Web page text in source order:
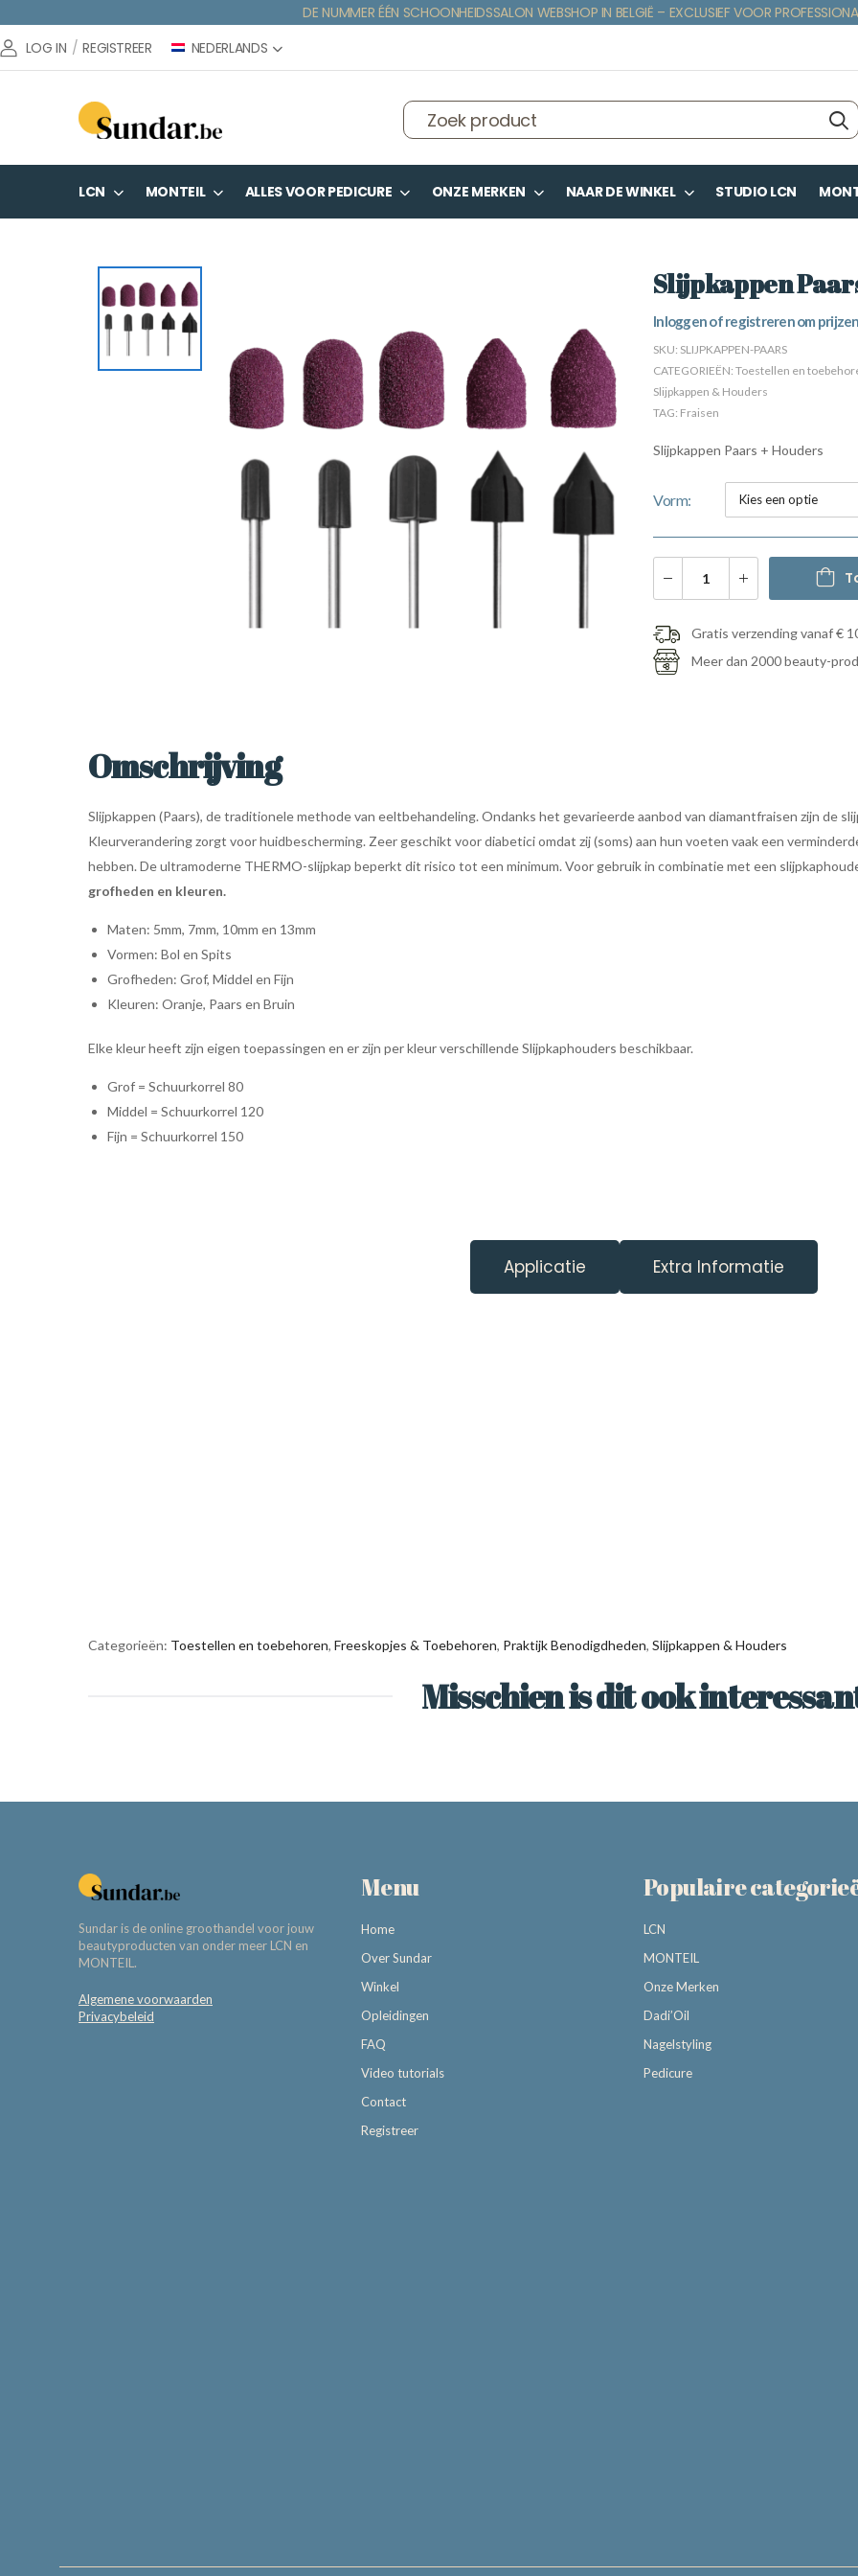
DE NUMMER ÉÉN SCHOONHEIDSSALON WEBSHOP IN BELGIË – EXCLUSIEF VOOR
LOG IN / REGISTREER NEDERLANDS
LCN MONTEIL ALLES VOOR PEDICURE ONZE MERKEN NAAR DE WINKEL STUDIO LCN
Slijpkappen
Inloggen of registreren om
SKU: SLIJPKAPPEN-PAARS
CATEGORIEËN: Toestellen en
Slijpkappen & Houders
TAG: Fraisen
Slijpkappen Paars + Houders
Vorm
Gratis verzending vanaf €
Meer dan 2000 beauty-
Omschrijving
Slijpkappen (Paars), de traditionele methode van eeltbehandeling. Ondanks het gevarieerde aanbod van diamantfraisen zijn de
Kleurverandering zorgt voor huidbescherming. Zeer geschikt voor diabetici omdat zij (soms) aan hun voeten vaak een
hebben. De ultramoderne THERMO-slijpkap beperkt dit risico tot een minimum. Voor gebruik in combinatie met een
grofheden en kleuren.
Maten: 5mm, 7mm, 10mm en 13mm
Vormen: Bol en Spits
Grofheden: Grof, Middel en Fijn
Kleuren: Oranje, Paars en Bruin
Elke kleur heeft zijn eigen toepassingen en er zijn per kleur verschillende Slijpkaphouders beschikbaar.
Grof = Schuurkorrel 80
Middel = Schuurkorrel 120
Fijn = Schuurkorrel 150
Applicatie Extra Informatie
Categorieën: Toestellen en toebehoren, Freeskopjes & Toebehoren, Praktijk Benodigdheden, Slijpkappen & Houders
Misschien is dit ook
Sundar is de online groothandel voor jouw
beautyproducten van onder meer LCN en
MONTEIL.
Algemene voorwaarden
Privacybeleid
Menu
Home
Over Sundar
Winkel
Opleidingen
FAQ
Video tutorials
Contact
Registreer
Populaire
LCN
MONTEIL
Onze Merken
Dadi’Oil
Nagelstyling
Pedicure